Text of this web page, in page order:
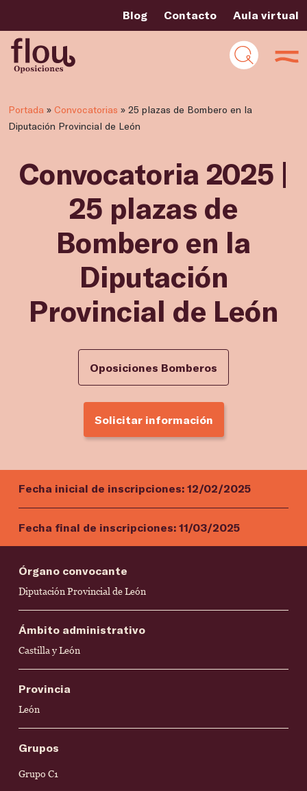
Blog Contacto Aula virtual
Portada » Convocatorias » 25 plazas de Bombero en la
Diputación Provincial de León
Convocatoria 2025 |
25 plazas de
Bombero en la
Diputación
Provincial de León
Oposiciones Bomberos
Solicitar información
Fecha inicial de inscripciones: 12/02/2025
Fecha final de inscripciones: 11/03/2025
Órgano convocante
Diputación Provincial de León
Ámbito administrativo
Castilla y León
Provincia
León
Grupos
Grupo C1